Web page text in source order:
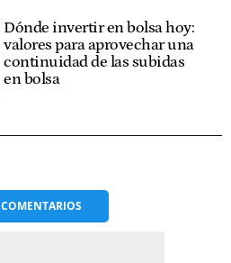
Dónde invertir en bolsa hoy:
valores para aprovechar una
continuidad de las subidas
en bolsa
COMENTARIOS